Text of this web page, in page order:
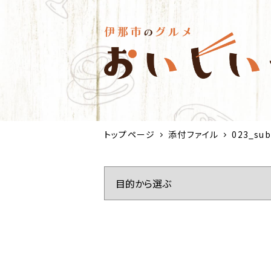
トップページ 添付ファイル 023_sub